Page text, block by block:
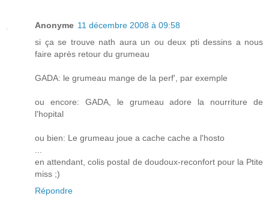
Anonyme 11 décembre 2008 à 09:58
si ça se trouve nath aura un ou deux pti dessins a nous
faire après retour du grumeau
GADA: le grumeau mange de la perf', par exemple
ou encore: GADA, le grumeau adore la nourriture de
l'hopital
ou bien: Le grumeau joue a cache cache a l'hosto
en attendant, colis postal de doudoux-reconfort pour la Ptite
miss ;)
Répondre